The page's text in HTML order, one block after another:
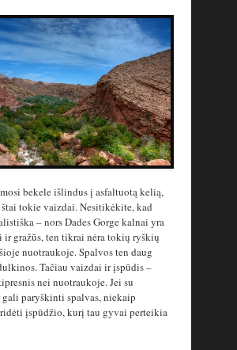
bekele išlindus į asfaltuotą kelią,
tokie vaizdai. Nesitikėkite, kad
– nors Dades Gorge kalnai yra
ir gražūs, ten tikrai nėra tokių ryškių
nuotraukoje. Spalvos ten daug
Tačiau vaizdai ir įspūdis –
nei nuotraukoje. Jei su
paryškinti spalvas, niekaip
įspūdžio, kurį tau gyvai perteikia